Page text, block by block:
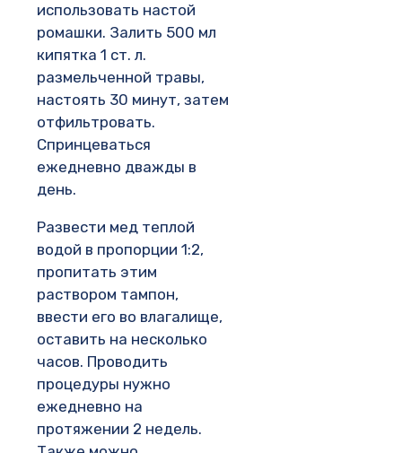
использовать настой
ромашки. Залить 500 мл
кипятка 1 ст. л.
размельченной травы,
настоять 30 минут, затем
отфильтровать.
Спринцеваться
ежедневно дважды в
день.
Развести мед теплой
водой в пропорции 1:2,
пропитать этим
раствором тампон,
ввести его во влагалище,
оставить на несколько
часов. Проводить
процедуры нужно
ежедневно на
протяжении 2 недель.